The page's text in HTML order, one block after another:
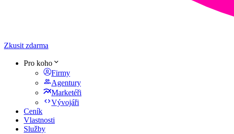
Zkusit zdarma
Pro koho
Firmy
Agentury
Marketéři
Vývojáři
Ceník
Vlastnosti
Služby